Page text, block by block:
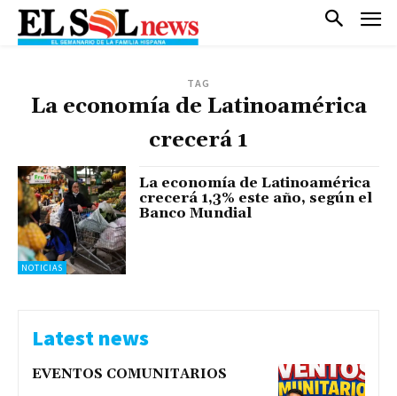
TAG
La economía de Latinoamérica
crecerá 1
NOTICIAS
La economía de Latinoamérica
crecerá 1,3% este año, según el
Banco Mundial
Latest news
EVENTOS COMUNITARIOS